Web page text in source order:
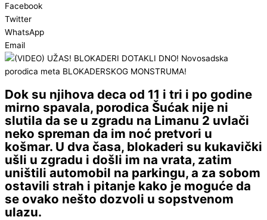
Facebook
Twitter
WhatsApp
Email
Dok su njihova deca od 11 i tri i po godine
mirno spavala, porodica Šućak nije ni
slutila da se u zgradu na Limanu 2 uvlači
neko spreman da im noć pretvori u
košmar. U dva časa, blokaderi su kukavički
ušli u zgradu i došli im na vrata, zatim
uništili automobil na parkingu, a za sobom
ostavili strah i pitanje kako je moguće da
se ovako nešto dozvoli u sopstvenom
ulazu.